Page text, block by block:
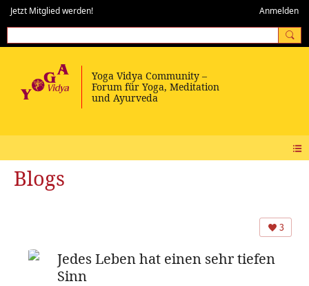
Jetzt Mitglied werden! Anmelden
Blogs
3
Jedes Leben hat einen sehr tiefen
Sinn